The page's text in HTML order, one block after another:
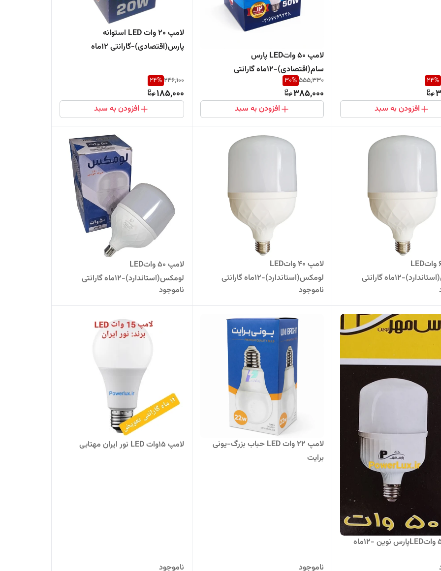
24%
افزودن به سبد
لامپ 50 واتLED پارس
سام(اقتصادی)-۱۲ماه گارانتی
555,330
30%
385,000
افزودن به سبد
لامپ ۲۰ وات LED استوانه
پارس(اقتصادی)-گارانتی ۱۲ماه
246,100
24%
185,000
افزودن به سبد
لامپ 60 واتLED
۱۲ماه گارانتی
لامپ 40 واتLED
لومکس(استاندارد)-۱۲ماه گارانتی
ناموجود
لامپ 50 واتLED
لومکس(استاندارد)-۱۲ماه گارانتی
ناموجود
لامپ 50 واتLEDپارس نوین -۱۲ماه
لامپ ۲۲ وات LED حباب بزرگ-یونی
برایت
ناموجود
لامپ 15وات LED نور ایران مهتابی
ناموجود